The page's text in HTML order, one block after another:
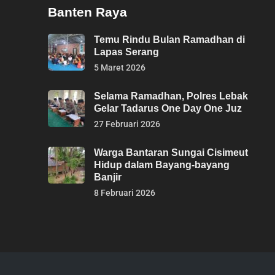
Banten Raya
Temu Rindu Bulan Ramadhan di
Lapas Serang
5 Maret 2026
Selama Ramadhan, Polres Lebak
Gelar Tadarus One Day One Juz
27 Februari 2026
Warga Bantaran Sungai Cisimeut
Hidup dalam Bayang-bayang
Banjir
8 Februari 2026